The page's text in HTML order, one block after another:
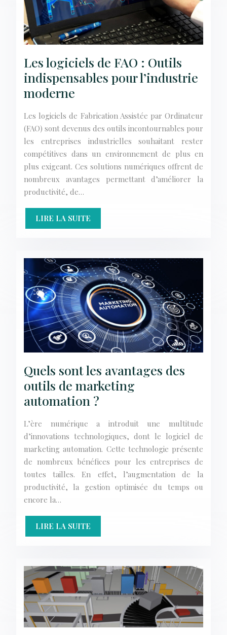
Les logiciels de FAO : Outils
indispensables pour l’industrie
moderne
Les logiciels de Fabrication Assistée par Ordinateur
(FAO) sont devenus des outils incontournables pour
les entreprises industrielles souhaitant rester
compétitives dans un environnement de plus en
plus exigeant. Ces solutions numériques offrent de
nombreux avantages permettant d’améliorer la
productivité, de…
LIRE LA SUITE
Quels sont les avantages des
outils de marketing
automation ?
L’ère numérique a introduit une multitude
d’innovations technologiques, dont le logiciel de
marketing automation. Cette technologie présente
de nombreux bénéfices pour les entreprises de
toutes tailles. En effet, l’augmentation de la
productivité, la gestion optimisée du temps ou
encore la…
LIRE LA SUITE